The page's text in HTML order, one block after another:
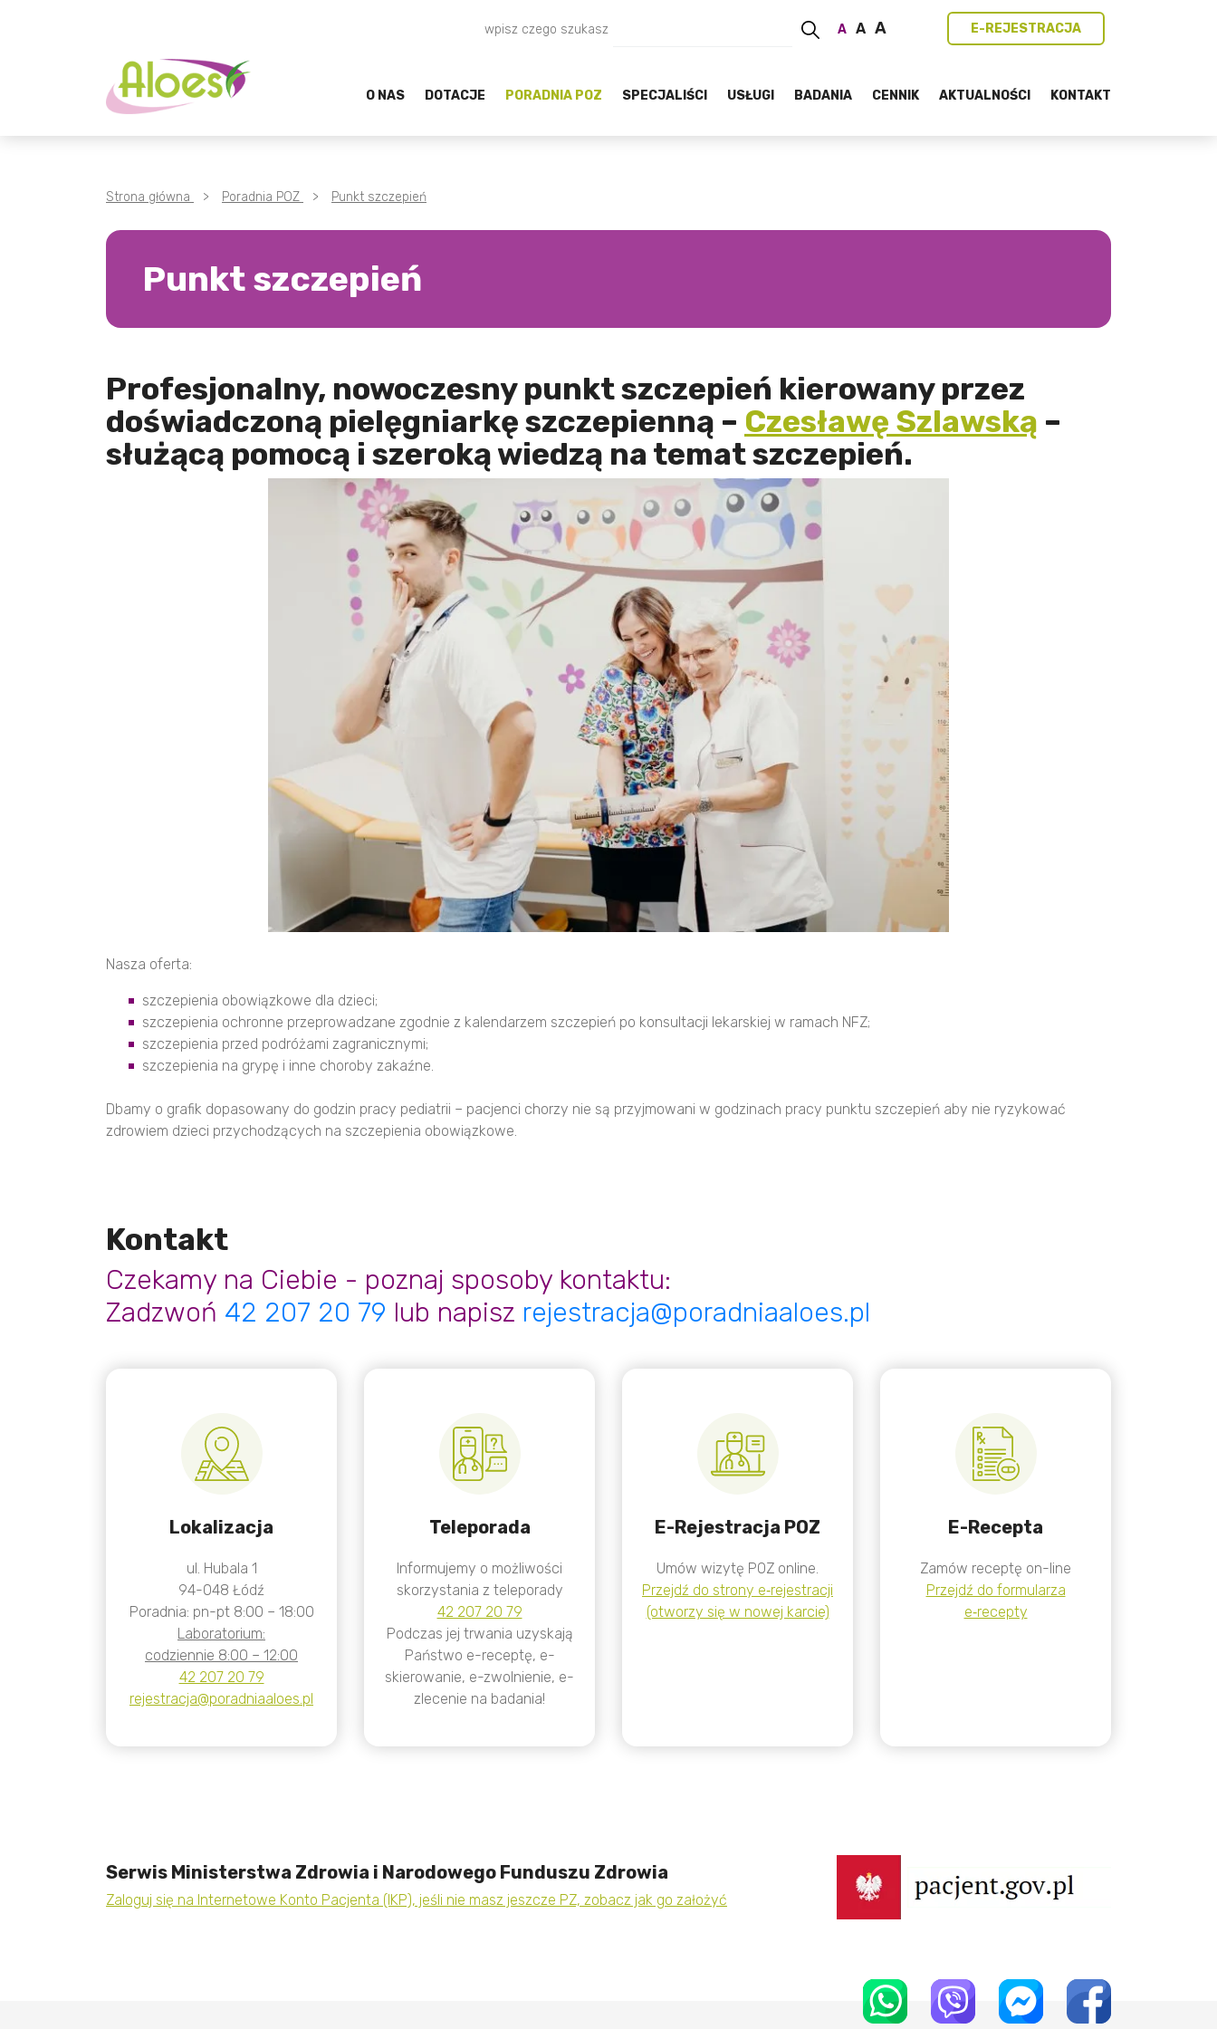
wpisz czego szukasz A A A E-REJESTRACJA
O NAS DOTACJE PORADNIA POZ SPECJALIŚCI USŁUGI BADANIA CENNIK AKTUALNOŚCI KONTAKT
Strona główna > Poradnia POZ > Punkt szczepień
Punkt szczepień
Profesjonalny, nowoczesny punkt szczepień kierowany przez
doświadczoną pielęgniarkę szczepienną – Czesławę Szlawską –
służącą pomocą i szeroką wiedzą na temat szczepień.
Nasza oferta:
szczepienia obowiązkowe dla dzieci;
szczepienia ochronne przeprowadzane zgodnie z kalendarzem szczepień po konsultacji lekarskiej w ramach NFZ;
szczepienia przed podróżami zagranicznymi;
szczepienia na grypę i inne choroby zakaźne.
Dbamy o grafik dopasowany do godzin pracy pediatrii – pacjenci chorzy nie są przyjmowani w godzinach pracy punktu szczepień aby nie ryzykować
zdrowiem dzieci przychodzących na szczepienia obowiązkowe.
Kontakt
Czekamy na Ciebie - poznaj sposoby kontaktu:
Zadzwoń 42 207 20 79 lub napisz rejestracja@poradniaaloes.pl
Lokalizacja
ul. Hubala 1
94-048 Łódź
Poradnia: pn-pt 8:00 – 18:00
Laboratorium:
codziennie 8:00 – 12:00
42 207 20 79
rejestracja@poradniaaloes.pl
Teleporada
Informujemy o możliwości
skorzystania z teleporady
42 207 20 79
Podczas jej trwania uzyskają
Państwo e-receptę, e-
skierowanie, e-zwolnienie, e-
zlecenie na badania!
E-Rejestracja POZ
Umów wizytę POZ online.
Przejdź do strony e‑rejestracji
(otworzy się w nowej karcie)
E-Recepta
Zamów receptę on-line
Przejdź do formularza
e‑recepty
Serwis Ministerstwa Zdrowia i Narodowego Funduszu Zdrowia
Zaloguj się na Internetowe Konto Pacjenta (IKP), jeśli nie masz jeszcze PZ, zobacz jak go założyć